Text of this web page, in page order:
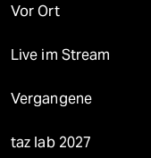
Vor Ort
Live im Stream
Vergangene
taz lab 2027